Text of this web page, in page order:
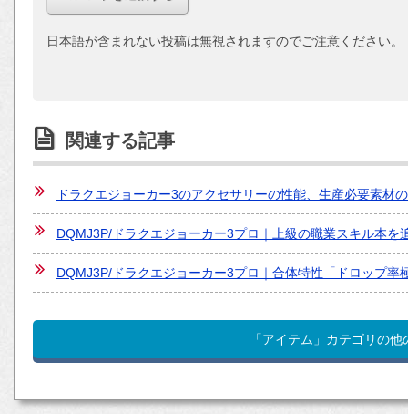
日本語が含まれない投稿は無視されますのでご注意ください
関連する記事
ドラクエジョーカー3のアクセサリーの性能、生産必要素材
DQMJ3P/ドラクエジョーカー3プロ｜上級の職業スキル本を
DQMJ3P/ドラクエジョーカー3プロ｜合体特性「ドロップ
「アイテム」カテゴリの